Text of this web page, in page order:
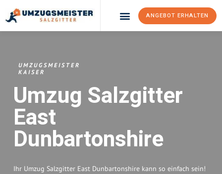
ANGEBOT ERHALTEN
UMZUGSMEISTER
KAISER
Umzug Salzgitter
East
Dunbartonshire
Ihr Umzug Salzgitter East Dunbartonshire kann so einfach sein!